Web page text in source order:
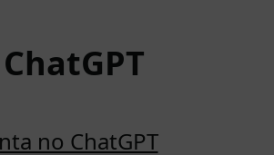
no ChatGPT